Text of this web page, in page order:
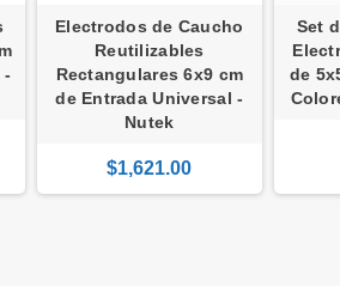
-
Electrodos de Caucho
Reutilizables
Rectangulares 6x9 cm
de Entrada Universal -
Nutek
$1,621.00
Set
de